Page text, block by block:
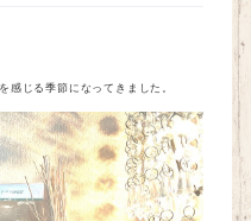
感じる季節になってきました。